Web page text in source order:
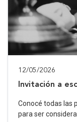
12/05/2026
Invitación a
Conocé todas las
para ser